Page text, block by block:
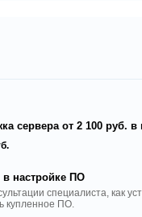
сервера от 2 100 руб. в
настройке ПО
специалиста, как
купленное ПО.